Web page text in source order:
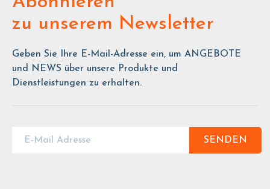
zu unserem Newsletter
Geben Sie Ihre E-Mail-Adresse ein, um ANGEBOTE
und NEWS über unsere Produkte und
Dienstleistungen zu erhalten.
SENDEN